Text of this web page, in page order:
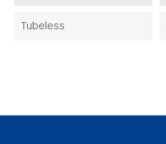
Tubeless